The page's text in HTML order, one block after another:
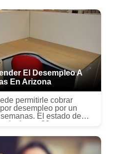
El Desempleo A
En Arizona
permitirle cobrar
desempleo por un
El estado de
hasta 20 semanas
(UI) a una persona.